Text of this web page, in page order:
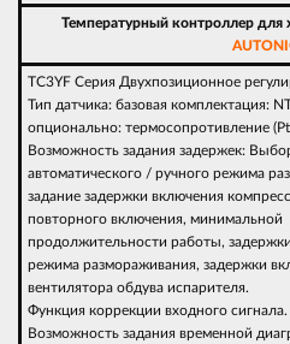
Температурный контроллер
TC3YF Серия Двухпозиционное
Тип датчика: базовая комплектация:
опционально: термосопротивление
Возможность задания задержек:
автоматического / ручного режима
задание задержки включения
повторного включения, минимальной
продолжительности работы,
режима размораживания, задержки
вентилятора обдува испарителя.
Функция коррекции входного сигнала.
Возможность задания временной